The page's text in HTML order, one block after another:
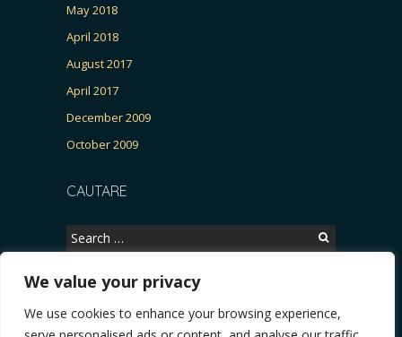
We value your privacy
We use cookies to enhance your browsing experience,
May 2018
April 2018
August 2017
April 2017
December 2009
October 2009
CAUTARE
Search
for:
Copyright © 2026, CERTITUDINEA.